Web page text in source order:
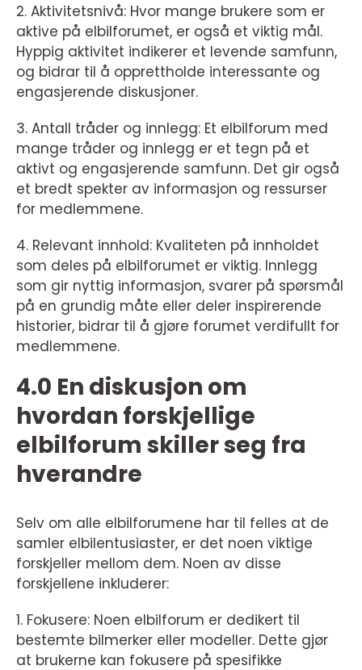
2. Aktivitetsnivå: Hvor mange brukere som er
aktive på elbilforumet, er også et viktig mål.
Hyppig aktivitet indikerer et levende samfunn,
og bidrar til å opprettholde interessante og
engasjerende diskusjoner.
3. Antall tråder og innlegg: Et elbilforum med
mange tråder og innlegg er et tegn på et
aktivt og engasjerende samfunn. Det gir også
et bredt spekter av informasjon og ressurser
for medlemmene.
4. Relevant innhold: Kvaliteten på innholdet
som deles på elbilforumet er viktig. Innlegg
som gir nyttig informasjon, svarer på spørsmål
på en grundig måte eller deler inspirerende
historier, bidrar til å gjøre forumet verdifullt for
medlemmene.
4.0 En diskusjon om
hvordan forskjellige
elbilforum skiller seg fra
hverandre
Selv om alle elbilforumene har til felles at de
samler elbilentusiaster, er det noen viktige
forskjeller mellom dem. Noen av disse
forskjellene inkluderer:
1. Fokusere: Noen elbilforum er dedikert til
bestemte bilmerker eller modeller. Dette gjør
at brukerne kan fokusere på spesifikke